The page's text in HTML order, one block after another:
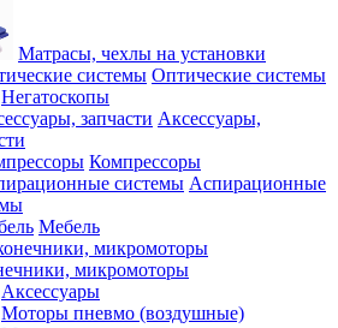
Матрасы, чехлы на установки
Оптические системы
Негатоскопы
Аксессуары,
Компрессоры
Аспирационные
Мебель
микромоторы
Аксессуары
Моторы пневмо (воздушные)